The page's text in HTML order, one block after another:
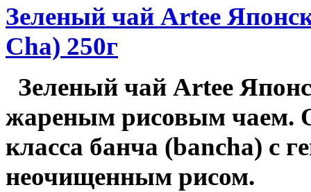
Зеленый чай Artee
Cha) 250г
Зеленый чай Artee
жареным рисовым чаем.
класса банча (bancha) с
неочищенным рисом.